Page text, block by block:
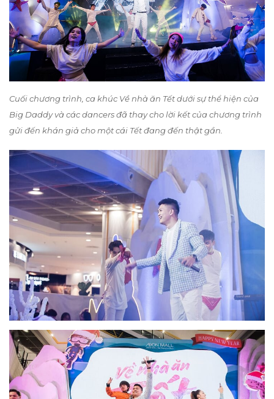
Cuối chương trình, ca khúc Về nhà ăn Tết dưới sự thể hiện của
Big Daddy và các dancers đã thay cho lời kết của chương trình
gửi đến khán giả cho một cái Tết đang đến thật gần.